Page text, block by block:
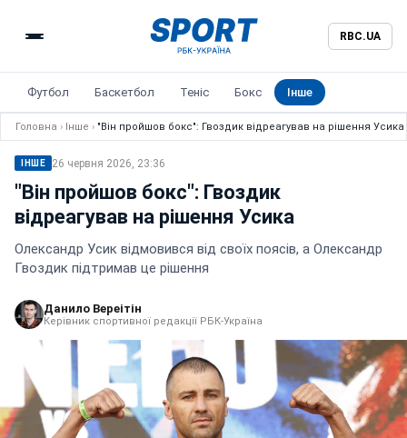
RBC.UA
Футбол Баскетбол Теніс Бокс Інше
Головна › Інше › "Він пройшов бокс": Гвоздик відреагував на рішення Усика
ІНШЕ 26 червня 2026, 23:36
"Він пройшов бокс": Гвоздик
відреагував на рішення Усика
Олександр Усик відмовився від своїх поясів, а Олександр
Гвоздик підтримав це рішення
Данило Вереітін
Керівник спортивної редакції РБК-Україна